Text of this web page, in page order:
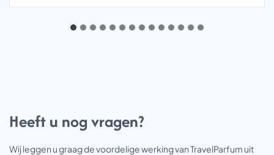
Heeft u nog vragen?
Wij leggen u graag de voordelige werking van TravelParfum uit